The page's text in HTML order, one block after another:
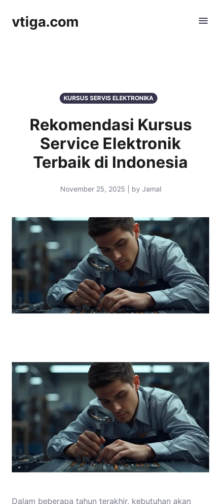
vtiga.com
KURSUS SERVIS ELEKTRONIKA
Rekomendasi Kursus
Service Elektronik
Terbaik di Indonesia
November 25, 2025 | by Jamal
Dalam beberapa tahun terakhir, kebutuhan akan